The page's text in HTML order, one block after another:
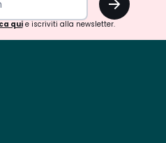
quie iscriviti alla newsletter.